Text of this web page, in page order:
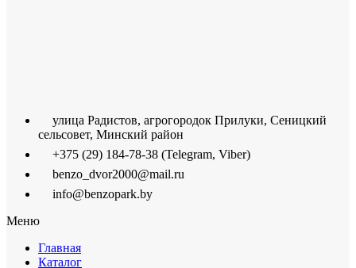
улица Радистов, агрогородок Прилуки, Сеницкий
сельсовет, Минский район
+375 (29) 184-78-38 (Telegram, Viber)
benzo_dvor2000@mail.ru
info@benzopark.by
Меню
Главная
Каталог